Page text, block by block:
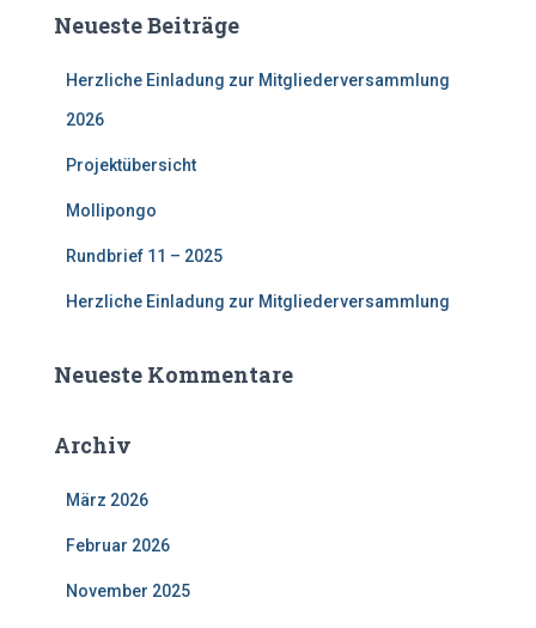
n
Neueste Beiträge
Herzliche Einladung zur Mitgliederversammlung
2026
Projektübersicht
Mollipongo
Rundbrief 11 – 2025
Herzliche Einladung zur Mitgliederversammlung
Neueste Kommentare
Archiv
März 2026
Februar 2026
November 2025